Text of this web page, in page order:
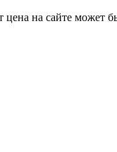
на сайте может